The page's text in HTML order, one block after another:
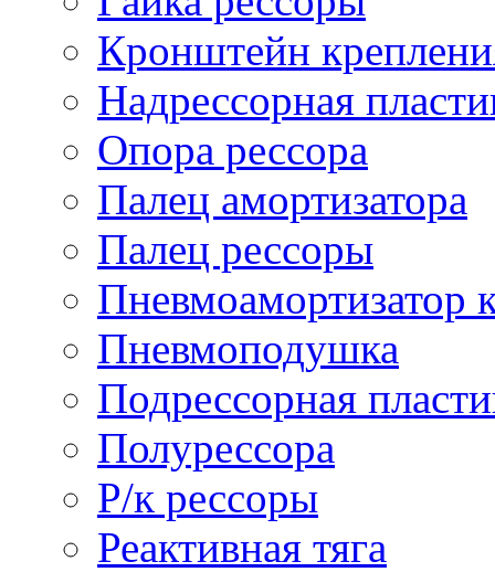
Кронштейн
Надрессорная
Опора рессора
Палец амортизатора
Палец рессоры
Пневмоамортизатор
Пневмоподушка
Подрессорная
Полурессора
Р/к рессоры
Реактивная тяга